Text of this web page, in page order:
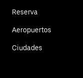
Reserva
Aeropuertos
Ciudades